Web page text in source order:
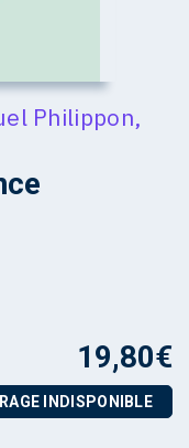
Philippon,
19,80€
INDISPONIBLE